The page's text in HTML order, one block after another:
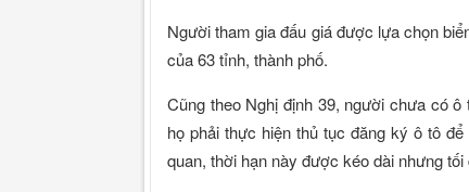
Người tham gia đấu giá được lựa chọn
của 63 tỉnh, thành phố.
Cũng theo Nghị định 39, người chưa có
họ phải thực hiện thủ tục đăng ký ô tô
quan, thời hạn này được kéo dài nhưng tối